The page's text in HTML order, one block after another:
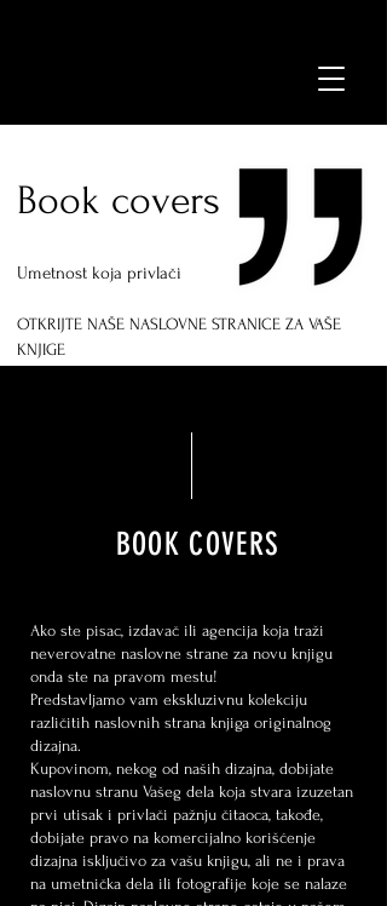
Book covers
Umetnost koja privlači
OTKRIJTE NAŠE NASLOVNE STRANICE ZA VAŠE
KNJIGE
BOOK COVERS
Ako ste pisac, izdavač ili agencija koja traži
neverovatne naslovne strane za novu knjigu
onda ste na pravom mestu!
Predstavljamo vam ekskluzivnu kolekciju
različitih naslovnih strana knjiga originalnog
dizajna.
Kupovinom, nekog od naših dizajna, dobijate
naslovnu stranu Vašeg dela koja stvara izuzetan
prvi utisak i privlači pažnju čitaoca, takođe,
dobijate pravo na komercijalno korišćenje
dizajna isključivo za vašu knjigu, ali ne i prava
na umetnička dela ili fotografije koje se nalaze